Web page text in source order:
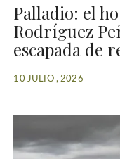
Palladio: el
Rodríguez
escapada de
10 JULIO , 2026